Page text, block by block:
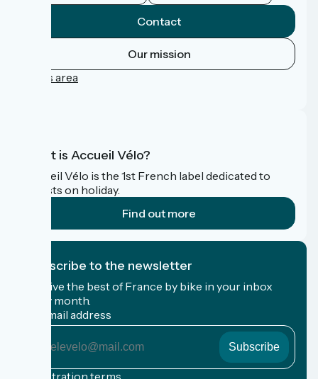
Contact
Our mission
Press area
What is Accueil Vélo?
Accueil Vélo is the 1st French label dedicated to
cyclists on holiday.
Find out more
I subscribe to the newsletter
Receive the best of France by bike in your inbox
every month.
My email address
email
address
Registration terms